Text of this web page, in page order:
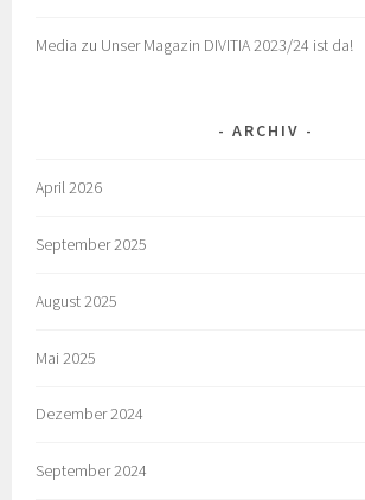
Media zu Unser Magazin DIVITIA 2023/24 ist da!
ARCHIV
April 2026
September 2025
August 2025
Mai 2025
Dezember 2024
September 2024